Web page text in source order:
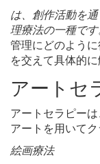
は、創作活動を
理療法の一種です
管理にどのよう
を交えて具体的に
アートセ
アートセラピー
アートを用いて
絵画療法